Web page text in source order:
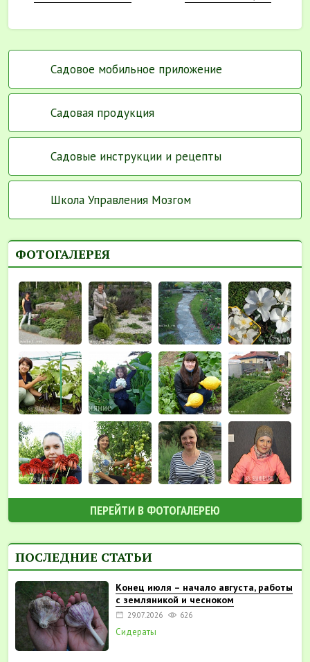
Садовое мобильное приложение
Садовая продукция
Садовые инструкции и рецепты
Школа Управления Мозгом
ФОТОГАЛЕРЕЯ
ПЕРЕЙТИ В ФОТОГАЛЕРЕЮ
ПОСЛЕДНИЕ СТАТЬИ
Конец июля – начало августа, работы
с земляникой и чесноком
29.07.2026 626
Сидераты